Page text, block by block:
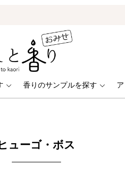
香りのサンプルを探す
ューゴ・ボス